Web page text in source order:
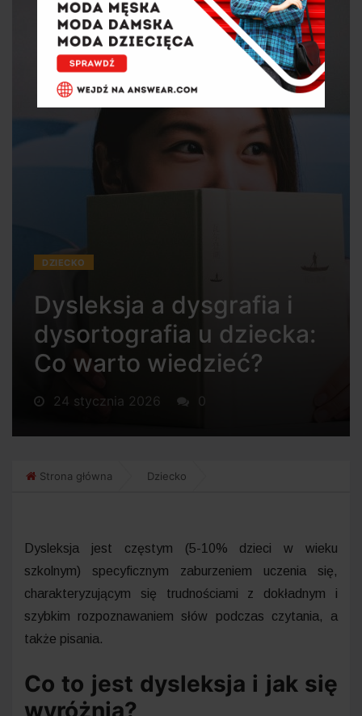
DZIECKO
Dysleksja a dysgrafia i
dysortografia u dziecka:
Co warto wiedzieć?
24 stycznia 2026 0
Strona główna Dziecko
Dysleksja jest częstym (5-10% dzieci w wieku
szkolnym) specyficznym zaburzeniem uczenia się,
charakteryzującym się trudnościami z dokładnym i
szybkim rozpoznawaniem słów podczas czytania, a
także pisania.
Co to jest dysleksja i jak się
wyróżnia?